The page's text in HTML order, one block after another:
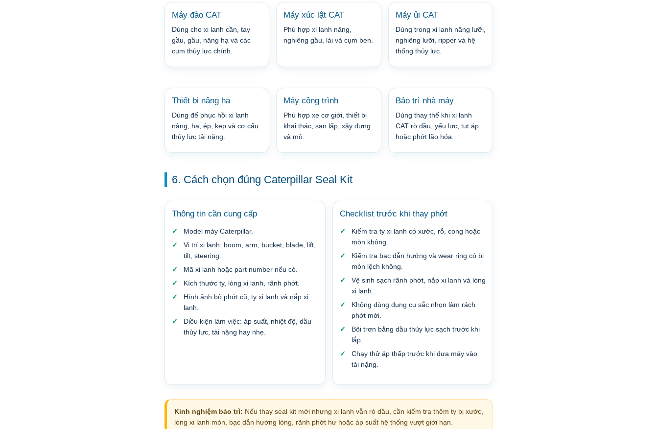
Máy đào CAT
Dùng cho xi lanh cần, tay
gầu, gầu, nâng hạ và các
cụm thủy lực chính.
Máy xúc lật CAT
Phù hợp xi lanh nâng,
nghiêng gầu, lái và cụm ben.
Máy ủi CAT
Dùng trong xi lanh nâng lưỡi,
nghiêng lưỡi, ripper và hệ
thống thủy lực.
Thiết bị nâng hạ
Dùng để phục hồi xi lanh
nâng, hạ, ép, kẹp và cơ cấu
thủy lực tải nặng.
Máy công trình
Phù hợp xe cơ giới, thiết bị
khai thác, san lấp, xây dựng
và mỏ.
Bảo trì nhà máy
Dùng thay thế khi xi lanh
CAT rò dầu, yếu lực, tụt áp
hoặc phớt lão hóa.
6. Cách chọn đúng Caterpillar Seal Kit
Thông tin cần cung cấp
Model máy Caterpillar.
Vị trí xi lanh: boom, arm, bucket, blade, lift,
tilt, steering.
Mã xi lanh hoặc part number nếu có.
Kích thước ty, lòng xi lanh, rãnh phớt.
Hình ảnh bộ phớt cũ, ty xi lanh và nắp xi
lanh.
Điều kiện làm việc: áp suất, nhiệt độ, dầu
thủy lực, tải nặng hay nhẹ.
Checklist trước khi thay phớt
Kiểm tra ty xi lanh có xước, rỗ, cong hoặc
mòn không.
Kiểm tra bạc dẫn hướng và wear ring có bị
mòn lệch không.
Vệ sinh sạch rãnh phớt, nắp xi lanh và lòng
xi lanh.
Không dùng dụng cụ sắc nhọn làm rách
phớt mới.
Bôi trơn bằng dầu thủy lực sạch trước khi
lắp.
Chạy thử áp thấp trước khi đưa máy vào
tải nặng.
Kinh nghiệm bảo trì: Nếu thay seal kit mới nhưng xi lanh vẫn rò dầu, cần kiểm tra thêm ty bị xước,
lòng xi lanh mòn, bạc dẫn hướng lỏng, rãnh phớt hư hoặc áp suất hệ thống vượt giới hạn.